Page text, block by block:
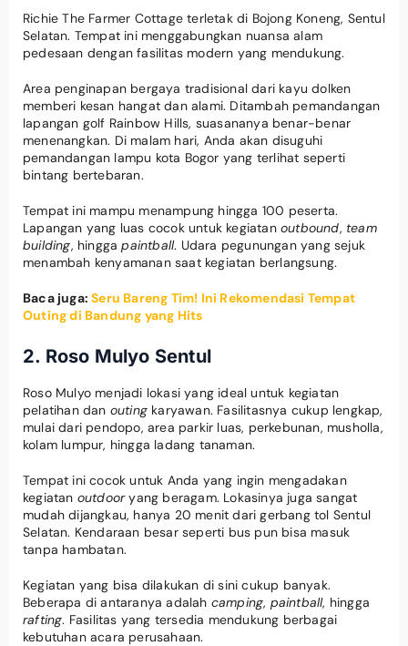
Richie The Farmer Cottage terletak di Bojong Koneng, Sentul
Selatan. Tempat ini menggabungkan nuansa alam
pedesaan dengan fasilitas modern yang mendukung.
Area penginapan bergaya tradisional dari kayu dolken
memberi kesan hangat dan alami. Ditambah pemandangan
lapangan golf Rainbow Hills, suasananya benar-benar
menenangkan. Di malam hari, Anda akan disuguhi
pemandangan lampu kota Bogor yang terlihat seperti
bintang bertebaran.
Tempat ini mampu menampung hingga 100 peserta.
Lapangan yang luas cocok untuk kegiatan outbound, team
building, hinggapaintball. Udara pegunungan yang sejuk
menambah kenyamanan saat kegiatan berlangsung.
Baca juga:Seru Bareng Tim! Ini Rekomendasi Tempat
Outing di Bandung yang Hits
2. Roso Mulyo Sentul
Roso Mulyo menjadi lokasi yang ideal untuk kegiatan
pelatihan dan outing karyawan. Fasilitasnya cukup lengkap,
mulai dari pendopo, area parkir luas, perkebunan, musholla,
kolam lumpur, hingga ladang tanaman.
Tempat ini cocok untuk Anda yang ingin mengadakan
kegiatan outdooryang beragam. Lokasinya juga sangat
mudah dijangkau, hanya 20 menit dari gerbang tol Sentul
Selatan. Kendaraan besar seperti bus pun bisa masuk
tanpa hambatan.
Kegiatan yang bisa dilakukan di sini cukup banyak.
Beberapa di antaranya adalah camping, paintball, hingga
rafting. Fasilitas yang tersedia mendukung berbagai
kebutuhan acara perusahaan.